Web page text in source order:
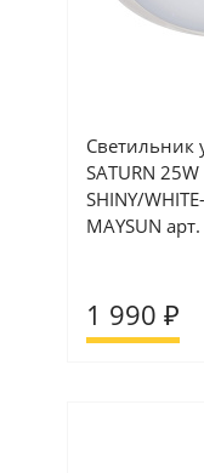
Светильник
SATURN
SHINY/
MAYSUN
1 990 ₽